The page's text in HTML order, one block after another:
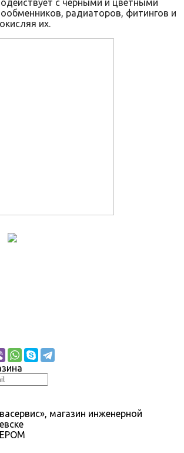
с черными и цветными
радиаторов, фитингов и
их.
магазин инженерной